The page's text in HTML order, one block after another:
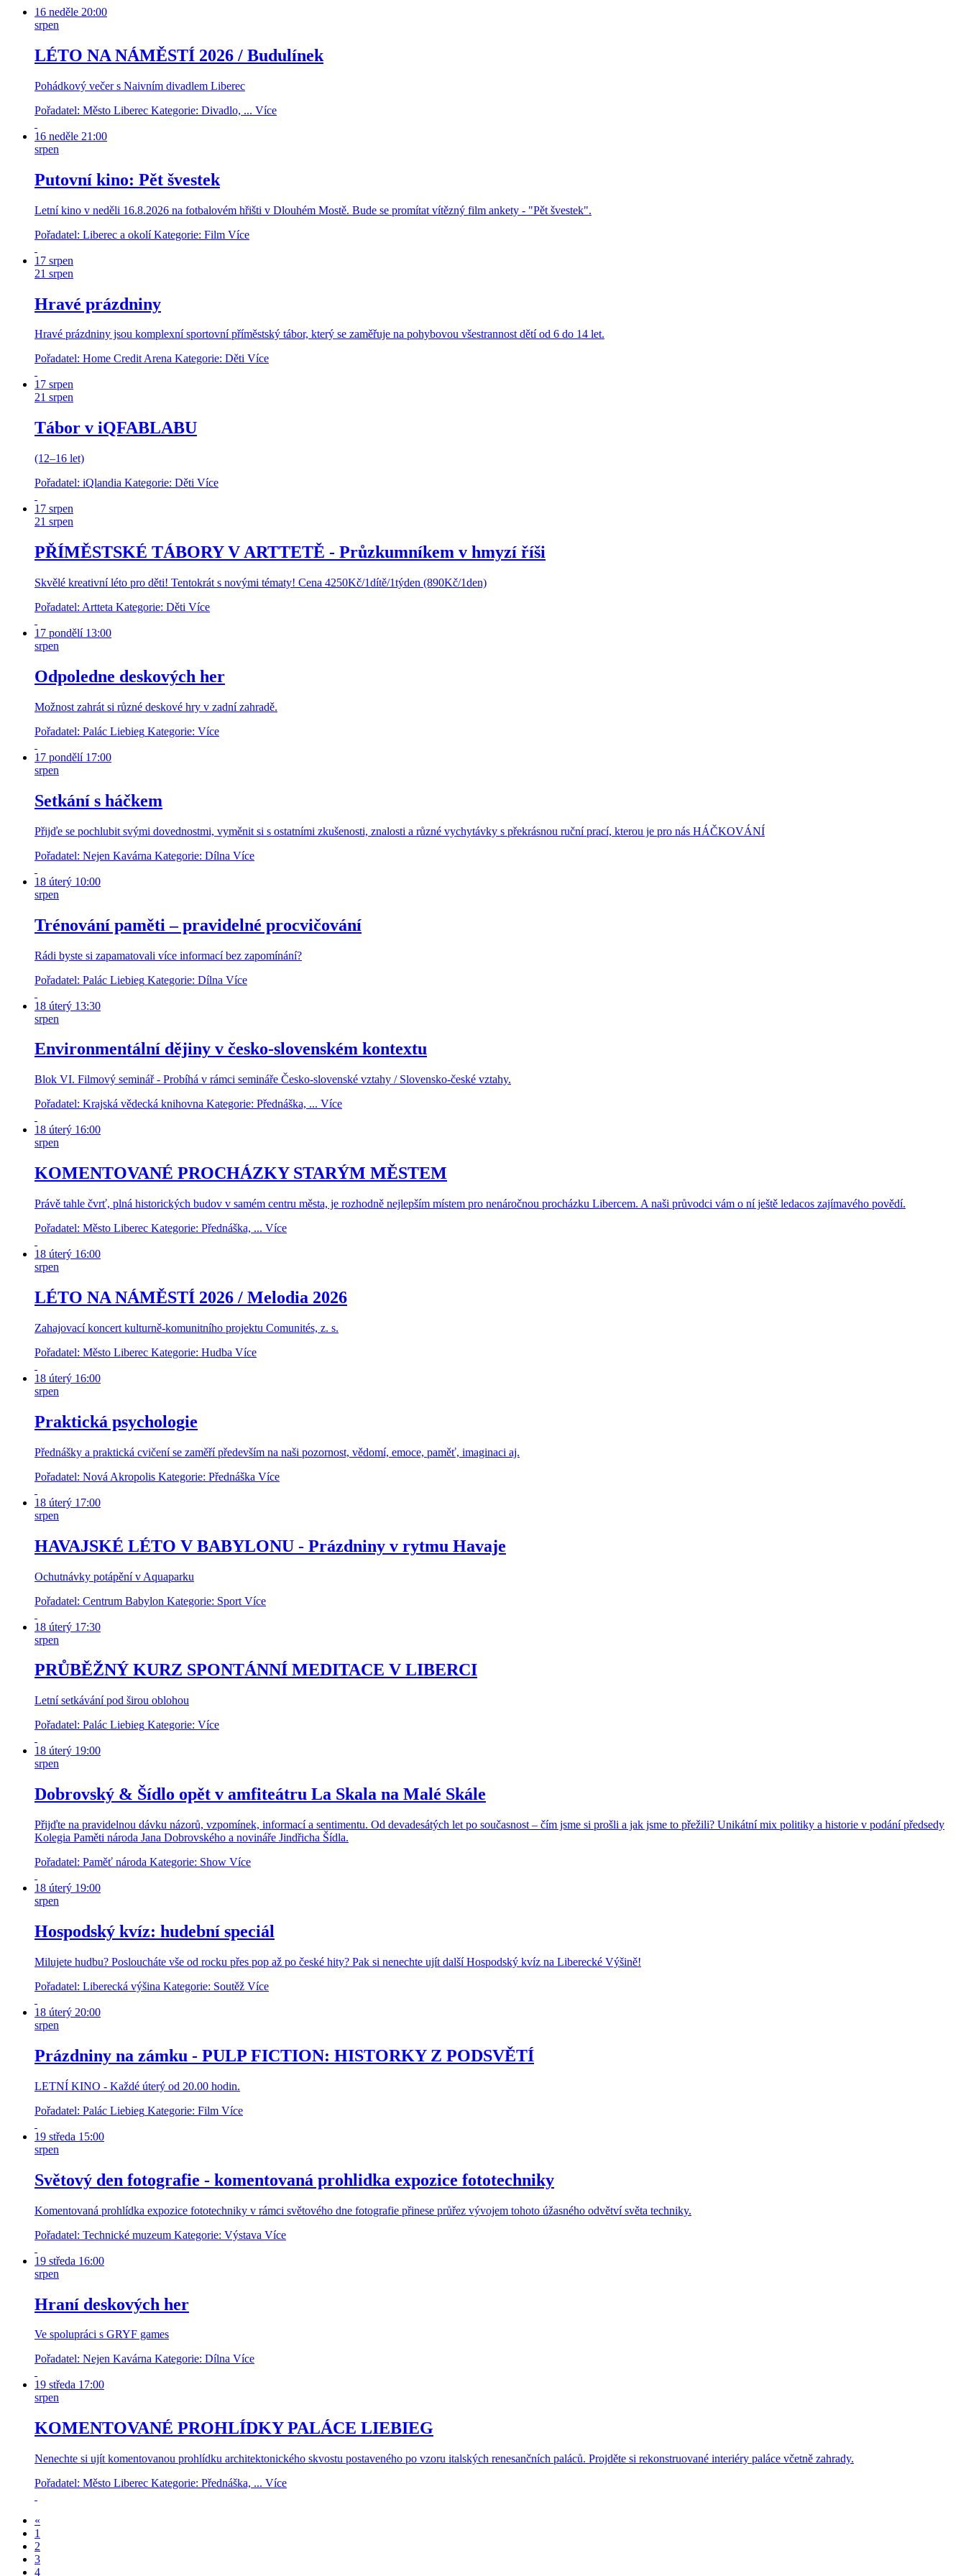
16 neděle 20:00
srpen
LÉTO NA NÁMĚSTÍ 2026 / Budulínek
Pohádkový večer s Naivním divadlem Liberec
Pořadatel: Město Liberec Kategorie: Divadlo, ... Více
16 neděle 21:00
srpen
Putovní kino: Pět švestek
Letní kino v neděli 16.8.2026 na fotbalovém hřišti v Dlouhém Mostě. Bude se promítat vítězný film ankety - "Pět švestek".
Pořadatel: Liberec a okolí Kategorie: Film Více
17 srpen
21 srpen
Hravé prázdniny
Hravé prázdniny jsou komplexní sportovní příměstský tábor, který se zaměřuje na pohybovou všestrannost dětí od 6 do 14 let.
Pořadatel: Home Credit Arena Kategorie: Děti Více
17 srpen
21 srpen
Tábor v iQFABLABU
(12–16 let)
Pořadatel: iQlandia Kategorie: Děti Více
17 srpen
21 srpen
PŘÍMĚSTSKÉ TÁBORY V ARTTETĚ - Průzkumníkem v hmyzí říši
Skvělé kreativní léto pro děti! Tentokrát s novými tématy! Cena 4250Kč/1dítě/1týden (890Kč/1den)
Pořadatel: Artteta Kategorie: Děti Více
17 pondělí 13:00
srpen
Odpoledne deskových her
Možnost zahrát si různé deskové hry v zadní zahradě.
Pořadatel: Palác Liebieg Kategorie: Více
17 pondělí 17:00
srpen
Setkání s háčkem
Přijďe se pochlubit svými dovednostmi, vyměnit si s ostatními zkušenosti, znalosti a různé vychytávky s překrásnou ruční prací, kterou je pro nás HÁČKOVÁNÍ
Pořadatel: Nejen Kavárna Kategorie: Dílna Více
18 úterý 10:00
srpen
Trénování paměti – pravidelné procvičování
Rádi byste si zapamatovali více informací bez zapomínání?
Pořadatel: Palác Liebieg Kategorie: Dílna Více
18 úterý 13:30
srpen
Environmentální dějiny v česko-slovenském kontextu
Blok VI. Filmový seminář - Probíhá v rámci semináře Česko-slovenské vztahy / Slovensko-české vztahy.
Pořadatel: Krajská vědecká knihovna Kategorie: Přednáška, ... Více
18 úterý 16:00
srpen
KOMENTOVANÉ PROCHÁZKY STARÝM MĚSTEM
Právě tahle čvrť, plná historických budov v samém centru města, je rozhodně nejlepším místem pro nenáročnou procházku Libercem. A naši průvodci vám o ní ještě ledacos zajímavého povědí.
Pořadatel: Město Liberec Kategorie: Přednáška, ... Více
18 úterý 16:00
srpen
LÉTO NA NÁMĚSTÍ 2026 / Melodia 2026
Zahajovací koncert kulturně-komunitního projektu Comunités, z. s.
Pořadatel: Město Liberec Kategorie: Hudba Více
18 úterý 16:00
srpen
Praktická psychologie
Přednášky a praktická cvičení se zaměří především na naši pozornost, vědomí, emoce, paměť, imaginaci aj.
Pořadatel: Nová Akropolis Kategorie: Přednáška Více
18 úterý 17:00
srpen
HAVAJSKÉ LÉTO V BABYLONU - Prázdniny v rytmu Havaje
Ochutnávky potápění v Aquaparku
Pořadatel: Centrum Babylon Kategorie: Sport Více
18 úterý 17:30
srpen
PRŮBĚŽNÝ KURZ SPONTÁNNÍ MEDITACE V LIBERCI
Letní setkávání pod širou oblohou
Pořadatel: Palác Liebieg Kategorie: Více
18 úterý 19:00
srpen
Dobrovský & Šídlo opět v amfiteátru La Skala na Malé Skále
Přijďte na pravidelnou dávku názorů, vzpomínek, informací a sentimentu. Od devadesátých let po současnost – čím jsme si prošli a jak jsme to přežili? Unikátní mix politiky a historie v podání předsedy
Kolegia Paměti národa Jana Dobrovského a novináře Jindřicha Šídla.
Pořadatel: Paměť národa Kategorie: Show Více
18 úterý 19:00
srpen
Hospodský kvíz: hudební speciál
Milujete hudbu? Posloucháte vše od rocku přes pop až po české hity? Pak si nenechte ujít další Hospodský kvíz na Liberecké Výšině!
Pořadatel: Liberecká výšina Kategorie: Soutěž Více
18 úterý 20:00
srpen
Prázdniny na zámku - PULP FICTION: HISTORKY Z PODSVĚTÍ
LETNÍ KINO - Každé úterý od 20.00 hodin.
Pořadatel: Palác Liebieg Kategorie: Film Více
19 středa 15:00
srpen
Světový den fotografie - komentovaná prohlidka expozice fototechniky
Komentovaná prohlídka expozice fototechniky v rámci světového dne fotografie přinese průřez vývojem tohoto úžasného odvětví světa techniky.
Pořadatel: Technické muzeum Kategorie: Výstava Více
19 středa 16:00
srpen
Hraní deskových her
Ve spolupráci s GRYF games
Pořadatel: Nejen Kavárna Kategorie: Dílna Více
19 středa 17:00
srpen
KOMENTOVANÉ PROHLÍDKY PALÁCE LIEBIEG
Nenechte si ujít komentovanou prohlídku architektonického skvostu postaveného po vzoru italských renesančních paláců. Projděte si rekonstruované interiéry paláce včetně zahrady.
Pořadatel: Město Liberec Kategorie: Přednáška, ... Více
«
1
2
3
4